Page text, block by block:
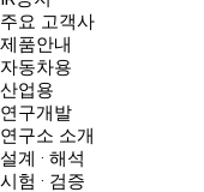
주요 고객사
제품안내
자동차용
산업용
연구개발
연구소 소개
설계 · 해석
시험 · 검증